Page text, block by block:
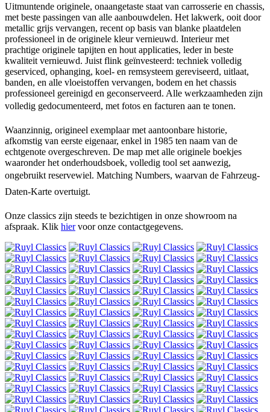
Uitmuntende originele, onaangetaste staat van carrosserie en chassis,
met beste passingen van alle aanbouwdelen. Het lakwerk, ooit door
metallic grijs vervangen, recent op basis van blanke plaatdelen
professioneel in de originele kleur vernieuwd. Interieur met
prachtige originele tapijten en hout applicaties, leder in beste
kwaliteit vernieuwd. Juist flink geïnvesteerd: techniek volledig
geserviced, ophanging, koel- en remsysteem gereviseerd, uitlaat,
banden, en alle vloeistoffen vervangen, bodem en het chassis
professioneel gereinigd en geconserveerd. Alle werkzaamheden zijn
volledig gedocumenteerd, met fotos en facturen aan te tonen.
Waanzinnig, origineel exemplaar met aantoonbare historie,
afkomstig van eerste eigenaar, enkel in 1985 ten naam van de
echtgenote overgeschreven. De map met alle originele boekjes
waaronder het onderhoudsboek, volledig tool set aanwezig,
ongebruikt reservewiel. Matching Numbers, waarvan de Fahrzeug-
Daten-Karte overtuigt.
Onze classics zijn steeds te bezichtigen in onze showroom na
afspraak. Klik hiervoor onze contactgegevens.